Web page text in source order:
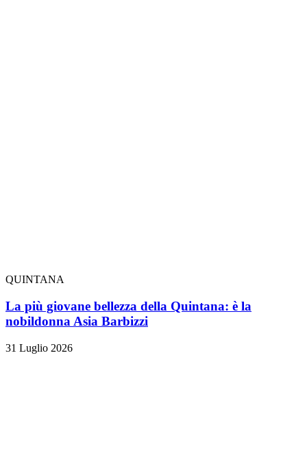
QUINTANA
La più giovane bellezza della Quintana: è la
nobildonna Asia Barbizzi
31 Luglio 2026